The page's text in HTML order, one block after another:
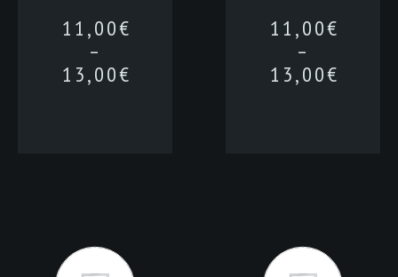
11,00€
–
13,00€
11,00€
–
13,00€